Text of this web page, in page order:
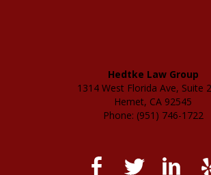
Hedtke Law Group
1314 West Florida Ave, Suite
Hemet, CA 92545
Phone: (951) 746-1722